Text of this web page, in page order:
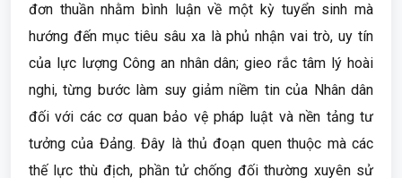
đơn thuần nhằm bình luận về một kỳ tuyển sinh mà
hướng đến mục tiêu sâu xa là phủ nhận vai trò, uy tín
của lực lượng Công an nhân dân; gieo rắc tâm lý hoài
nghi, từng bước làm suy giảm niềm tin của Nhân dân
đối với các cơ quan bảo vệ pháp luật và nền tảng tư
tưởng của Đảng. Đây là thủ đoạn quen thuộc mà các
thế lực thù địch, phần tử chống đối thường xuyên sử